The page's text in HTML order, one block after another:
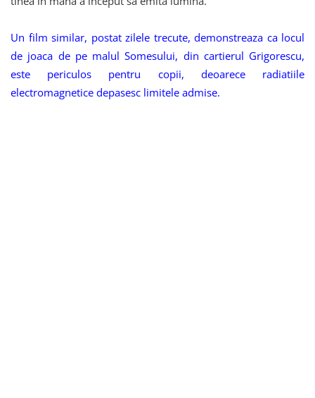
Un film similar, postat zilele trecute, demonstreaza ca locul
de joaca de pe malul Somesului, din cartierul Grigorescu,
este periculos pentru copii, deoarece radiatiile
electromagnetice depasesc limitele admise.